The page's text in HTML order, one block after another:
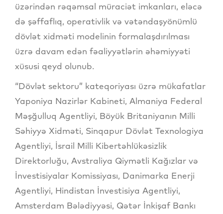
üzərindən rəqəmsal müraciət imkanları, eləcə
də şəffaflıq, operativlik və vətəndaşyönümlü
dövlət xidməti modelinin formalaşdırılması
üzrə davam edən fəaliyyətlərin əhəmiyyəti
xüsusi qeyd olunub.
“Dövlət sektoru” kateqoriyası üzrə mükafatlar
Yaponiya Nazirlər Kabineti, Almaniya Federal
Məşğulluq Agentliyi, Böyük Britaniyanın Milli
Səhiyyə Xidməti, Sinqapur Dövlət Texnologiya
Agentliyi, İsrail Milli Kibertəhlükəsizlik
Direktorluğu, Avstraliya Qiymətli Kağızlar və
İnvestisiyalar Komissiyası, Danimarka Enerji
Agentliyi, Hindistan İnvestisiya Agentliyi,
Amsterdam Bələdiyyəsi, Qətər İnkişaf Bankı